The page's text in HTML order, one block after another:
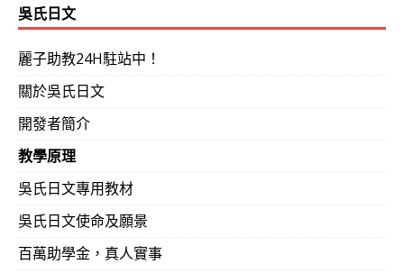
吳氏日文
麗子助教24H駐站中！
關於吳氏日文
開發者簡介
教學原理
吳氏日文專用教材
吳氏日文使命及願景
百萬助學金，真人實事